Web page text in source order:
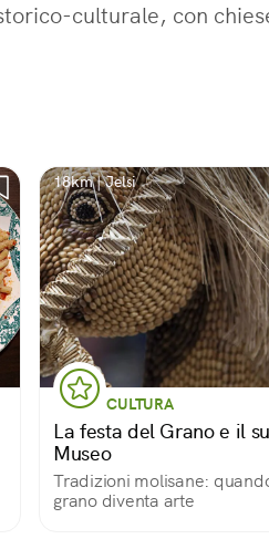
culturale, con
18km | Jelsi
CULTURA
La festa del Grano e il
Museo
Tradizioni molisane:
grano diventa arte